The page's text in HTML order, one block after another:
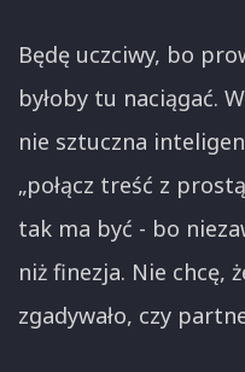
Będę uczciwy, bo
byłoby tu naciągać.
nie sztuczna
„połącz treść z
tak ma być - bo
niż finezja. Nie chcę,
zgadywało, czy